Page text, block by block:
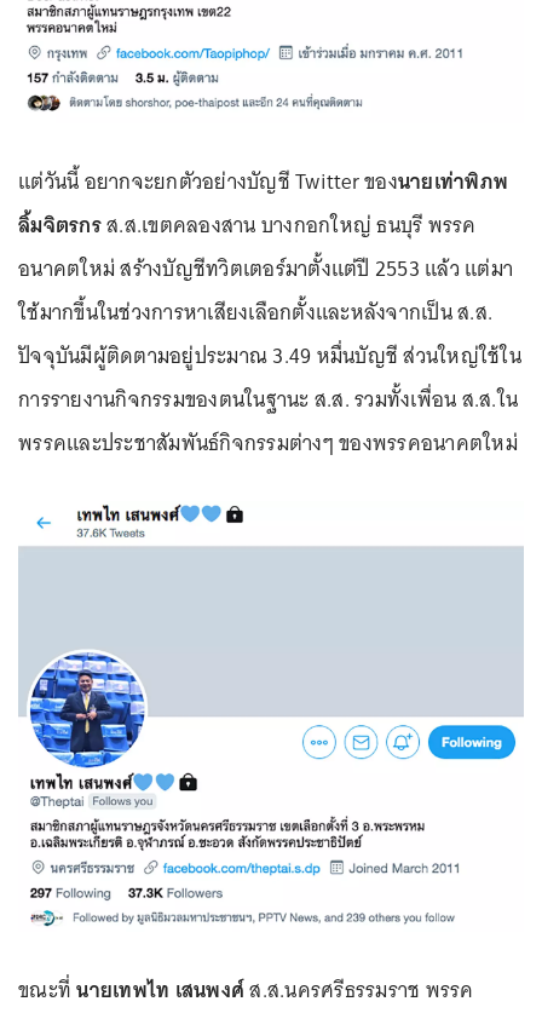
แต่วันนี้ อยากจะยกตัวอย่างบัญชี Twitter ของนายเท่าพิภพ
ลิ้มจิตรกรส.ส.เขตคลองสาน บางกอกใหญ่ ธนบุรี พรรค
อนาคตใหม่ สร้างบัญชีทวิตเตอร์มาตั้งแต่ปี 2553 แล้ว แต่มา
ใช้มากขึ้นในช่วงการหาเสียงเลือกตั้งและหลังจากเป็น ส.ส.
ปัจจุบันมีผู้ติดตามอยู่ประมาณ 3.49 หมื่นบัญชี ส่วนใหญ่ใช้ใน
การรายงานกิจกรรมของตนในฐานะ ส.ส. รวมทั้งเพื่อน ส.ส.ใน
พรรคและประชาสัมพันธ์กิจกรรมต่างๆ ของพรรคอนาคตใหม่
ขณะที่นายเทพไท เสนพงศ์ส.ส.นครศรีธรรมราช พรรค